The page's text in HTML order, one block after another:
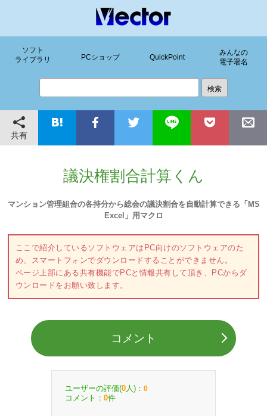
ソフト
ライブラリ
PCショップ QuickPoint
みんなの
電子署名
共有
議決権割合計算くん
マンション管理組合の各持分から総会の議決割合を自動計算できる「MS
Excel」用マクロ
ここで紹介しているソフトウェアはPC向けのソフトウェアのた
め、スマートフォンでダウンロードすることができません。
ページ上部にある共有機能でPCと情報共有して頂き、PCからダ
ウンロードをお願い致します。
コメント
ユーザーの評価(0 人)： 0
コメント： 0件